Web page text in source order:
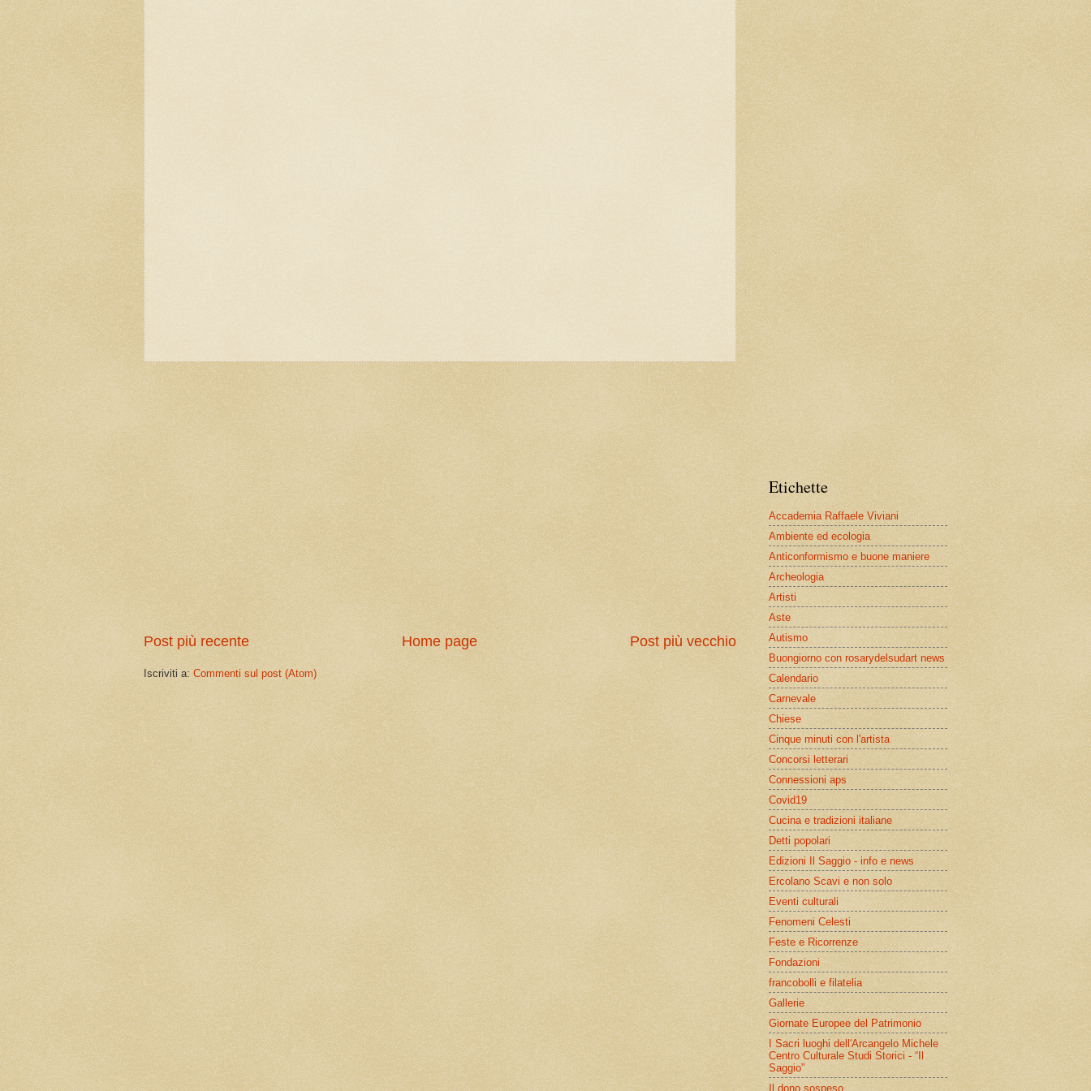
Post più recente Post più vecchio
Home page
Iscriviti a: Commenti sul post (Atom)
Etichette
Accademia Raffaele Viviani
Ambiente ed ecologia
Anticonformismo e buone maniere
Archeologia
Artisti
Aste
Autismo
Buongiorno con rosarydelsudart news
Calendario
Carnevale
Chiese
Cinque minuti con l'artista
Concorsi letterari
Connessioni aps
Covid19
Cucina e tradizioni italiane
Detti popolari
Edizioni Il Saggio - info e news
Ercolano Scavi e non solo
Eventi culturali
Fenomeni Celesti
Feste e Ricorrenze
Fondazioni
francobolli e filatelia
Gallerie
Giornate Europee del Patrimonio
I Sacri luoghi dell'Arcangelo Michele
Centro Culturale Studi Storici - “Il
Saggio”
Il dono sospeso